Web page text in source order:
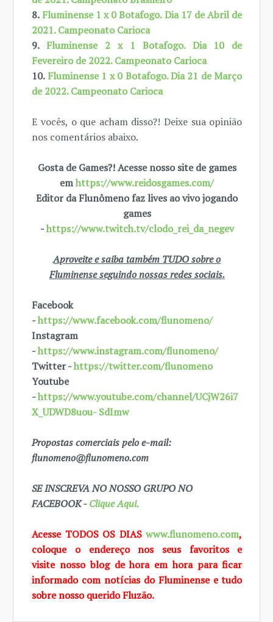
8. Fluminense 1 x 0 Botafogo. Dia 17 de Abril de
2021. Campeonato Carioca
9. Fluminense 2 x 1 Botafogo. Dia 10 de
Fevereiro de 2022. Campeonato Carioca
10.Fluminense 1 x 0 Botafogo. Dia 21 de Março
de 2022. Campeonato Carioca
E vocês, o que acham disso?! Deixe sua opinião
nos comentários abaixo.
Gosta de Games?! Acesse nosso site de games
emhttps://www.reidosgames.com/
Editor da Flunômeno faz lives ao vivo jogando
games
-https://www.twitch.tv/clodo_rei_da_negev
Aproveite e saiba também TUDO sobre o
Fluminense seguindo nossas redes sociais.
Facebook
-https://www.facebook.com/flunomeno/
Instagram
-https://www.instagram.com/flunomeno/
Twitter -https://twitter.com/flunomeno
Youtube
-https://www.youtube.com/channel/UCjW26i7
X_UDWD8uou- SdImw
Propostas comerciais pelo e-mail:
flunomeno@flunomeno.com
SE INSCREVA NO NOSSO GRUPO NO
FACEBOOK -Clique Aqui.
Acesse TODOS OS DIASwww.flunomeno.com,
coloque o endereço nos seus favoritos e
visite nosso blog dehora em hora para ficar
informado com notícias do Fluminense e tudo
sobrenosso querido Fluzão.